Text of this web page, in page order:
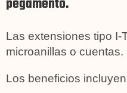
Las extensiones tipo I-
microanillas o cuentas.
Los beneficios